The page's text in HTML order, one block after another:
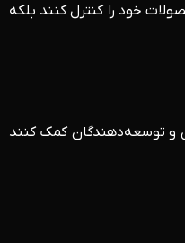
خود را کنترل کنند بلکه
و توسعه‌دهندگان کمک کنند